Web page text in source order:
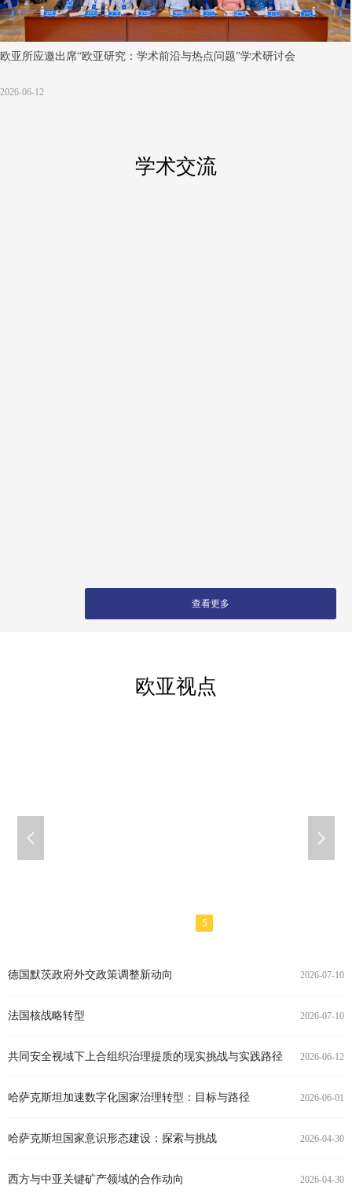
欧亚所应邀出席“欧亚研究：学术前沿与热点问题”学术研讨会
2026-06-12
学术交流
查看更多
5
넳 넲
2026-07-10
德国默茨政府外交政策调整新动向
2026-07-10
法国核战略转型
2026-06-12
共同安全视域下上合组织治理提质的现实挑战与实践路径
2026-06-01
哈萨克斯坦加速数字化国家治理转型：目标与路径
2026-04-30
哈萨克斯坦国家意识形态建设：探索与挑战
2026-04-30
西方与中亚关键矿产领域的合作动向
反法西斯精神不灭 续写中国—欧亚情谊新篇
泽连斯基再赴华盛顿：乌克兰危机的大国博弈与战略转圜
国际大变局背景下的上海合作组织可持续发展
战胜新冠疫情亟待国际合作——在中俄媒体圆桌会上的发言
后疫情时代，中俄在东北亚地区有哪些合作方向
吉尔吉斯斯坦动荡：源自国家道路选择艰难
吉尔吉斯斯坦政局动荡原因、影响及未来风险点
哈萨克斯坦总统托卡耶夫2020年国情咨文的要点与评析
欧亚视点